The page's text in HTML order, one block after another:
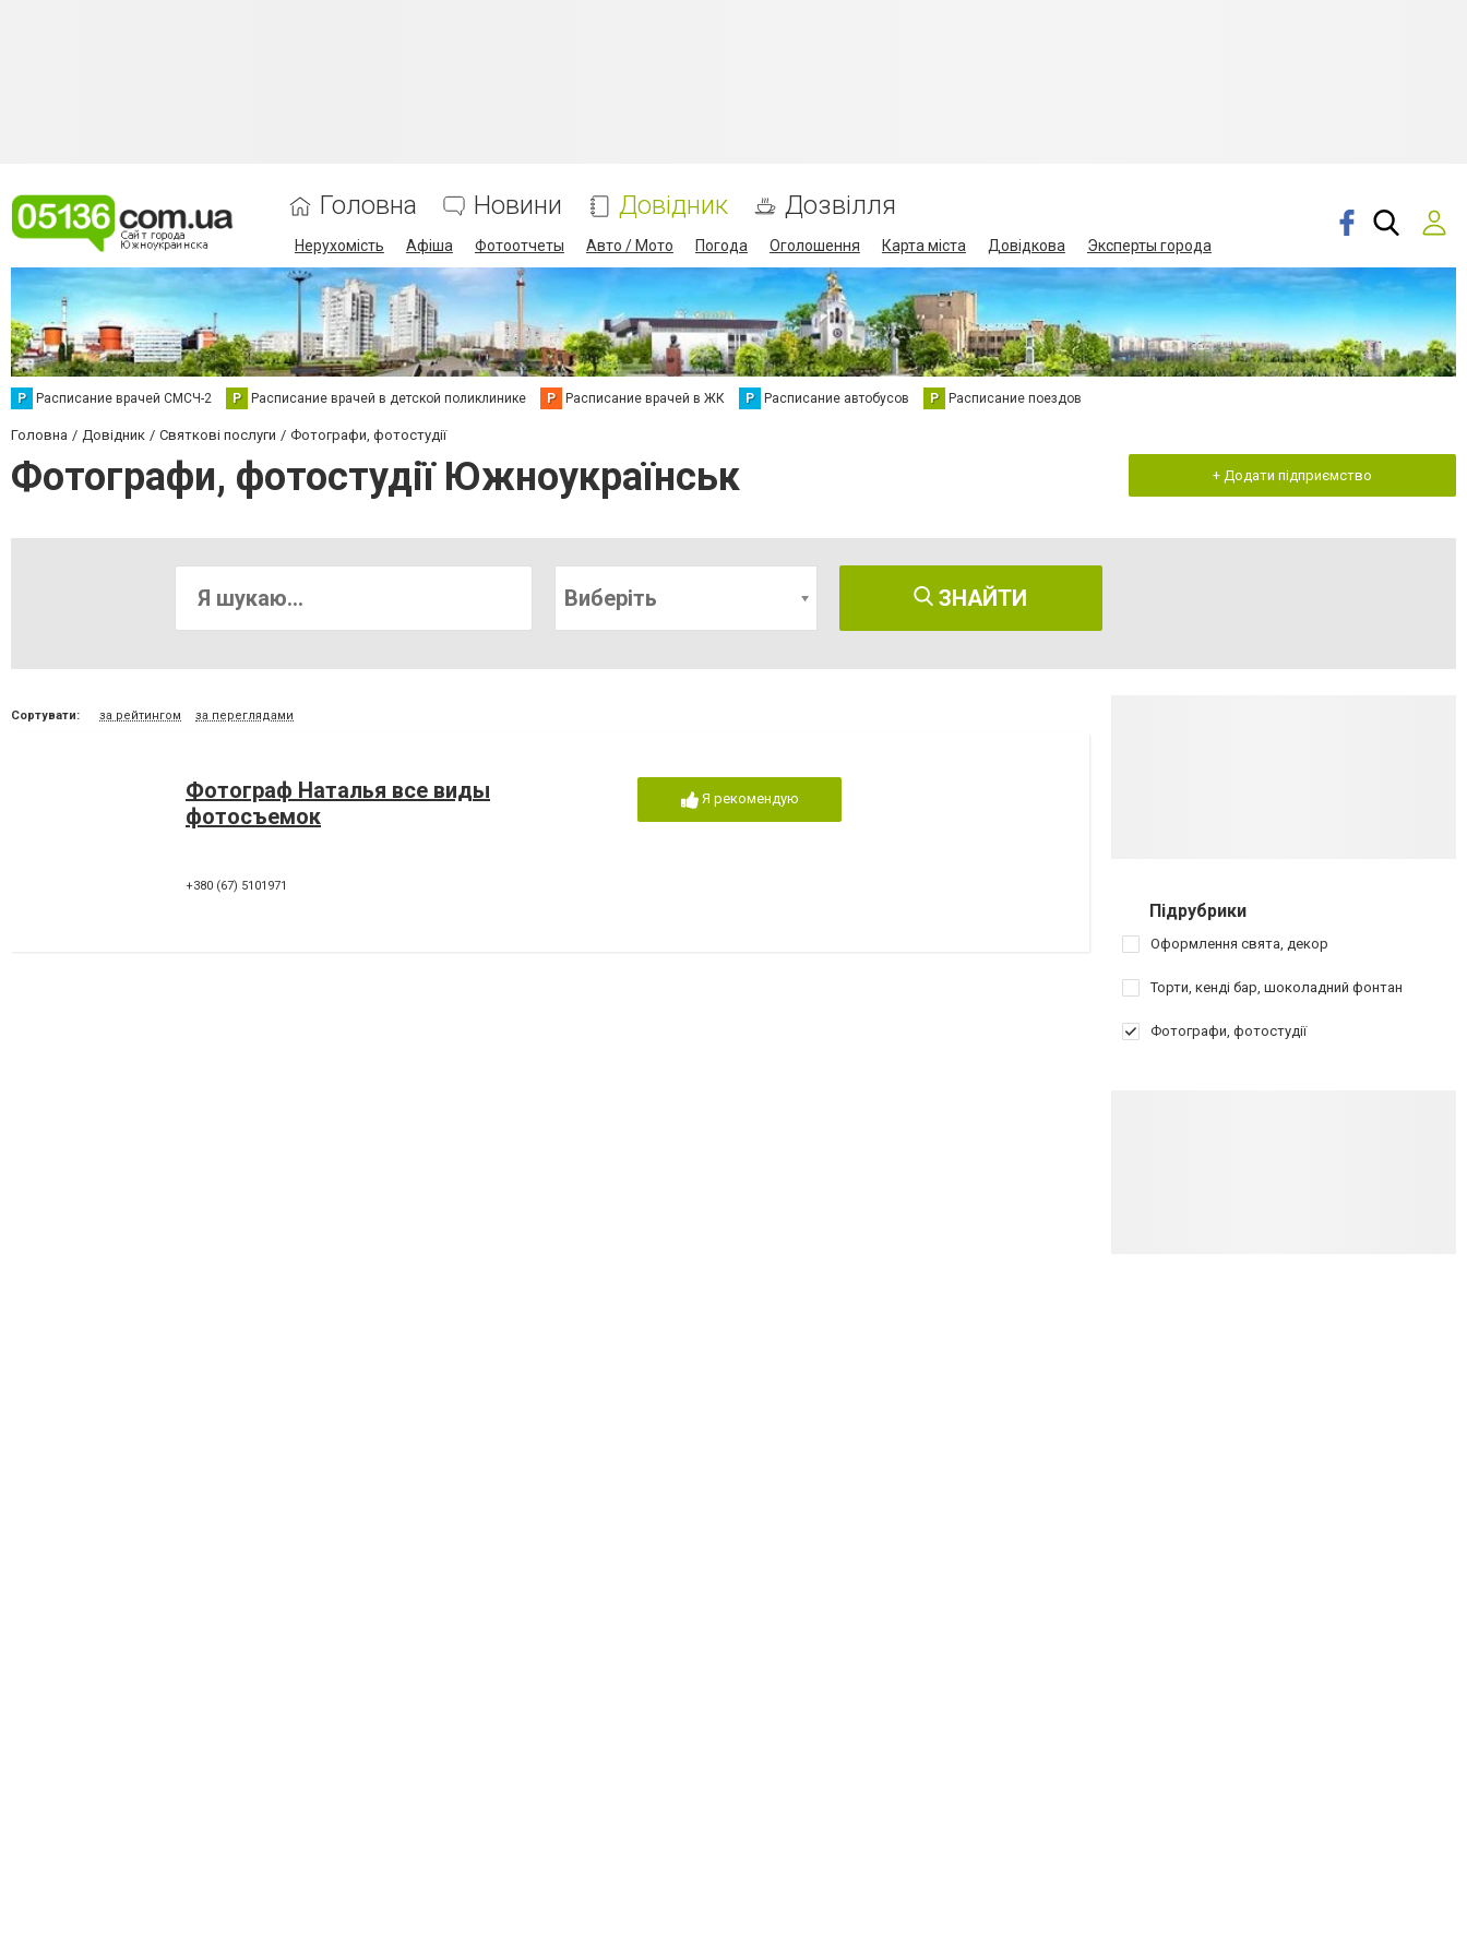
Головна Новини Довідник Дозвілля
Нерухомість Афіша Фотоотчеты Авто / Мото Погода Оголошення Карта міста Довідкова Эксперты города
Р Расписание врачей СМСЧ-2 Р Расписание врачей в детской поликлинике Р Расписание врачей в ЖК Р Расписание автобусов Р Расписание поездов
Головна Довідник Святкові послуги Фотографи, фотостудії
Фотографи, фотостудії Южноукраїнськ + Додати підприємство
Виберіть ЗНАЙТИ
Сортувати: за рейтингом за переглядами
Фотограф Наталья все виды
фотосъемок
+380 (67) 5101971
Я рекомендую
Підрубрики
Оформлення свята, декор
Торти, кенді бар, шоколадний фонтан
Фотографи, фотостудії